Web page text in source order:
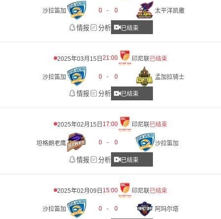
沙拉笛加 0 - 0 太平洋凯撒
情报 分析 已结束
2025年03月15日 21:00 印尼联已结束
沙拉笛加 0 - 0 孟加拉骑士
情报 分析 已结束
2025年02月15日 17:00 印尼联已结束
坦格朗老鹰 0 - 0 沙拉笛加
情报 分析 已结束
2025年02月09日 15:00 印尼联已结束
沙拉笛加 0 - 0 阿玛尔塔